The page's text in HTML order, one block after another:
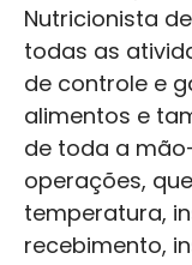
Nutricionista
todas as
de controle e
alimentos e
de toda a
operações,
temperatura,
recebimento,